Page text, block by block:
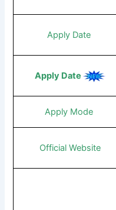
Apply Date
Apply Date
Apply Mode
Official Website